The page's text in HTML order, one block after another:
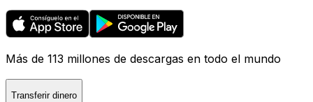
Más de 113 millones de descargas en todo el mundo
Transferir dinero